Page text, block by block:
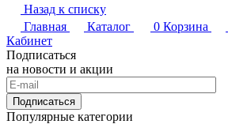
Назад к списку
Главная
Каталог 0 Корзина
Кабинет
Подписаться
на новости и акции
Подписаться
Популярные категории